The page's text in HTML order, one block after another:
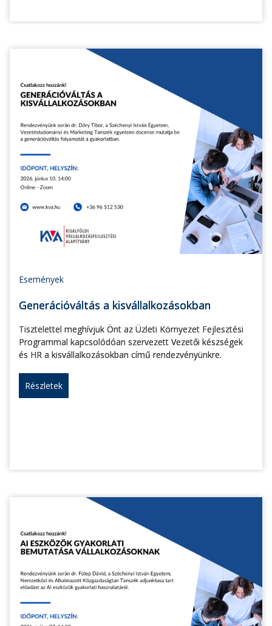
Események
Generációváltás a kisvállalkozásokban
Tisztelettel meghívjuk Önt az Üzleti Környezet Fejlesztési
Programmal kapcsolódóan szervezett Vezetői készségek
és HR a kisvállalkozásokban című rendezvényünkre.
Részletek